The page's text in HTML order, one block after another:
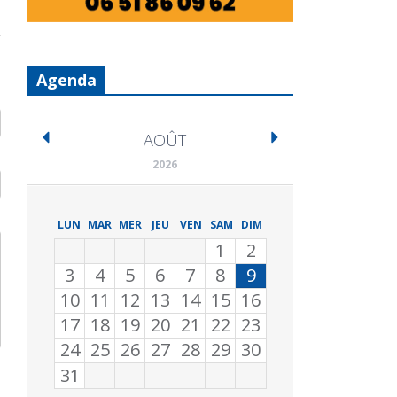
Agenda
AOÛT
2026
LUN MAR MER JEU VEN SAM DIM
1
2
3
4 5 6 7 8
9
10 11 12 13 14 15 16
17 18 19 20 21 22 23
24 25 26 27 28 29 30
31